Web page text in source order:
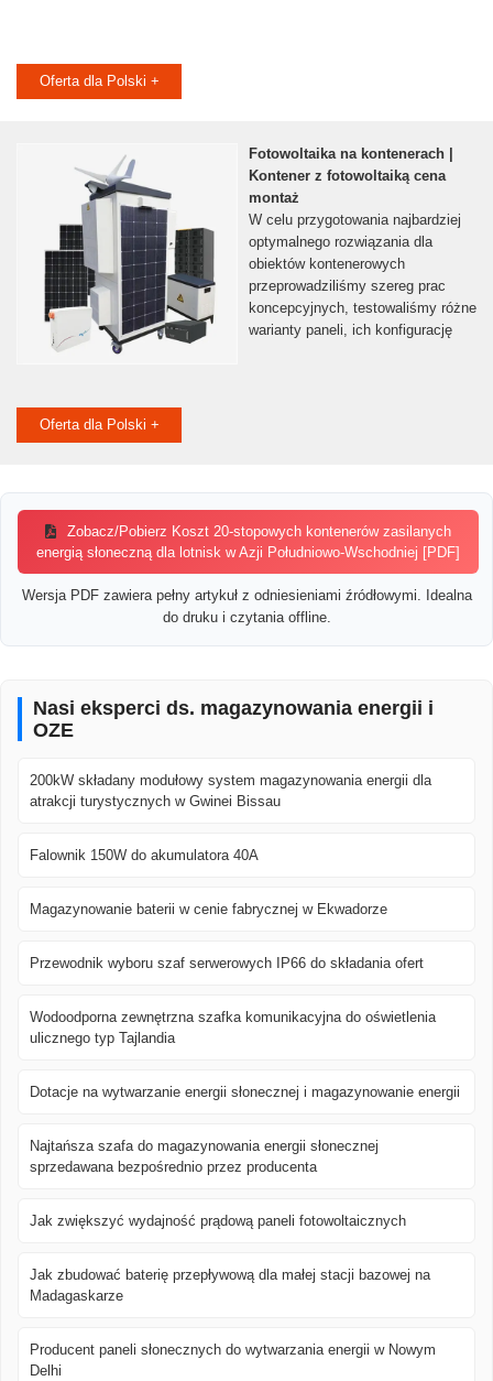
Oferta dla Polski +
Fotowoltaika na kontenerach |
Kontener z fotowoltaiką cena
montaż
W celu przygotowania najbardziej
optymalnego rozwiązania dla
obiektów kontenerowych
przeprowadziliśmy szereg prac
koncepcyjnych, testowaliśmy różne
warianty paneli, ich konfigurację
Oferta dla Polski +
Zobacz/Pobierz Koszt 20-stopowych kontenerów zasilanych
energią słoneczną dla lotnisk w Azji Południowo-Wschodniej [PDF]
Wersja PDF zawiera pełny artykuł z odniesieniami źródłowymi. Idealna
do druku i czytania offline.
Nasi eksperci ds. magazynowania energii i
OZE
200kW składany modułowy system magazynowania energii dla
atrakcji turystycznych w Gwinei Bissau
Falownik 150W do akumulatora 40A
Magazynowanie baterii w cenie fabrycznej w Ekwadorze
Przewodnik wyboru szaf serwerowych IP66 do składania ofert
Wodoodporna zewnętrzna szafka komunikacyjna do oświetlenia
ulicznego typ Tajlandia
Dotacje na wytwarzanie energii słonecznej i magazynowanie energii
Najtańsza szafa do magazynowania energii słonecznej
sprzedawana bezpośrednio przez producenta
Jak zwiększyć wydajność prądową paneli fotowoltaicznych
Jak zbudować baterię przepływową dla małej stacji bazowej na
Madagaskarze
Producent paneli słonecznych do wytwarzania energii w Nowym
Delhi